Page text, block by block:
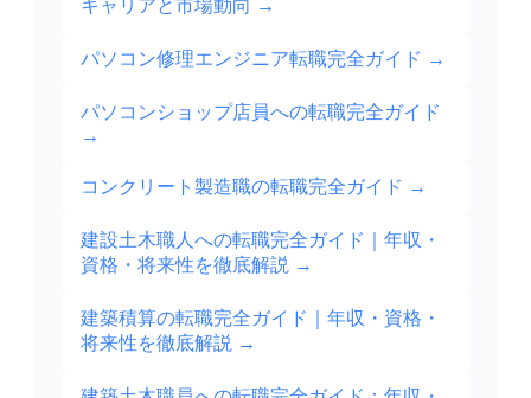
キャリアと市場動向 →
パソコン修理エンジニア転職完全ガイド →
パソコンショップ店員への転職完全ガイド
→
コンクリート製造職の転職完全ガイド →
建設土木職人への転職完全ガイド｜年収・
資格・将来性を徹底解説 →
建築積算の転職完全ガイド｜年収・資格・
将来性を徹底解説 →